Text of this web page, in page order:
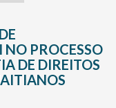
PROCESSO
DE DIREITOS